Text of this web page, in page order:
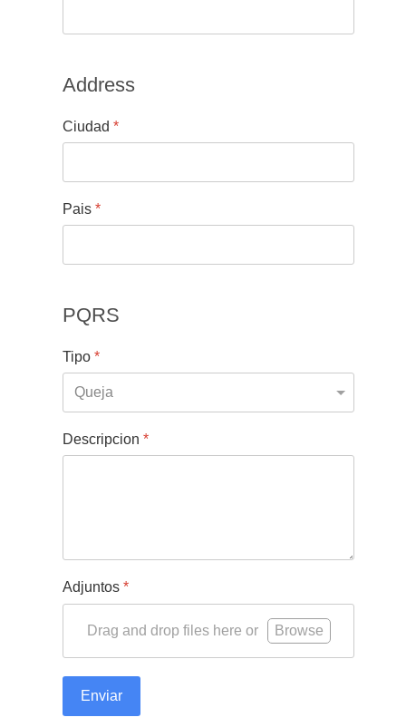
Address
Ciudad *
Pais *
PQRS
Tipo *
Descripcion *
Adjuntos *
Drag and drop files here or Browse
Enviar